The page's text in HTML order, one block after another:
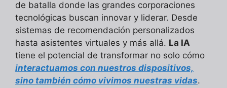
de batalla donde las grandes corporaciones
tecnológicas buscan innovar y liderar. Desde
sistemas de recomendación personalizados
hasta asistentes virtuales y más allá. La IA
tiene el potencial de transformar no solo cómo
interactuamos con nuestros dispositivos,
sino también cómo vivimos nuestras vidas.